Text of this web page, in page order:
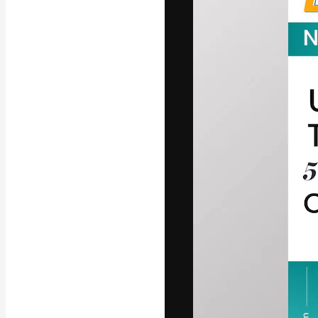
La plataforma
trabajo. Más
entre
Copyright © 2010-